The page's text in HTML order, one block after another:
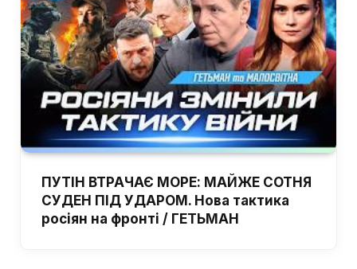
ПУТІН ВТРАЧАЄ МОРЕ: МАЙЖЕ СОТНЯ
СУДЕН ПІД УДАРОМ. Нова тактика
росіян на фронті / ГЕТЬМАН